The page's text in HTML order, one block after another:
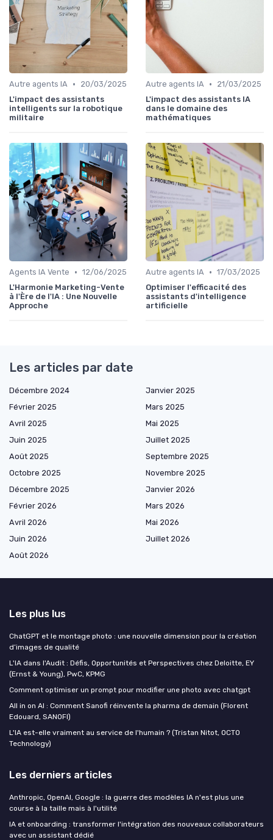
Autre agents IA •
20/03/2025
L'impact des assistants
intelligents sur la robotique
militaire
Autre agents IA •
21/03/2025
L'impact des assistants IA
dans le domaine des
mathématiques
Agents IA Vente • 12/06/2025
L'Harmonie Marketing-Vente
à l'Ère de l'IA : Une Nouvelle
Approche
Autre agents IA • 17/03/2025
Optimiser l'efficacité des
assistants d'intelligence
artificielle
Les articles par date
Décembre 2024
Janvier 2025
Février 2025
Mars 2025
Avril 2025
Mai 2025
Juin 2025
Juillet 2025
Août 2025
Septembre 2025
Octobre 2025
Novembre 2025
Décembre 2025
Janvier 2026
Février 2026
Mars 2026
Avril 2026
Mai 2026
Juin 2026
Juillet 2026
Août 2026
Les plus lus
ChatGPT et le montage photo : une nouvelle dimension pour la création
d’images de qualité
L'IA dans l'Audit : Défis, Opportunités et Perspectives chez Deloitte, EY
(Ernst & Young), PwC, KPMG
Comment optimiser un prompt pour modifier une photo avec chatgpt
All in on AI : Comment Sanofi réinvente la pharma de demain (Florent
Edouard, SANOFI)
L'IA est-elle vraiment au service de l'humain ? (Tristan Nitot, OCTO
Technology)
Les derniers articles
Anthropic, OpenAI, Google : la guerre des modèles IA n'est plus une
course à la taille mais à l'utilité
IA et onboarding : transformer l'intégration des nouveaux collaborateurs
avec un assistant dédié